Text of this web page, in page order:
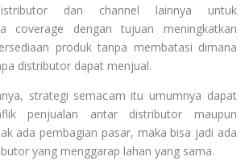
dan channel lainnya untuk
coverage dengan tujuan meningkatkan
produk tanpa membatasi dimana
distributor dapat menjual.
strategi semacam itu umumnya dapat
penjualan antar distributor maupun
ada pembagian pasar, maka bisa jadi ada
yang menggarap lahan yang sama.